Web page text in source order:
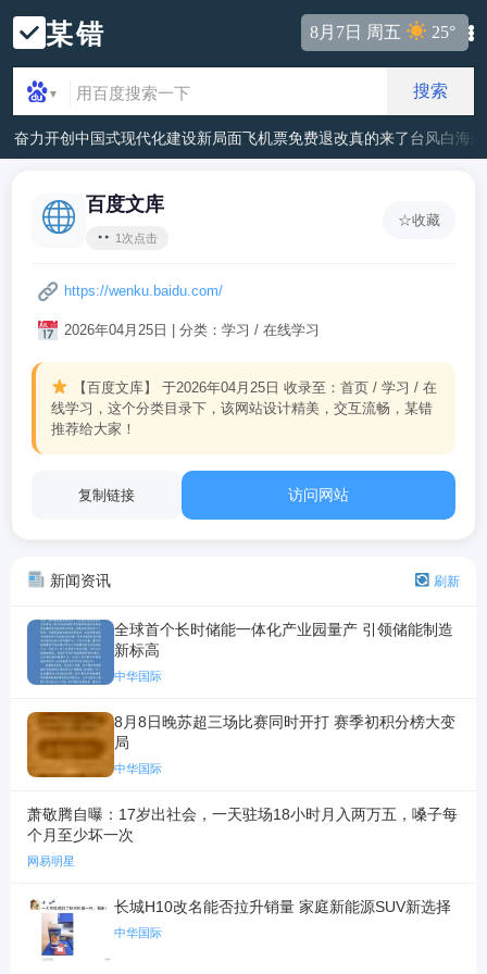
某错 8月7日 周五 25°
▼ 搜索
奋力开创中国式现代化建设新局面飞机票免费退改真的来了台风白海
百度文库
1次点击
☆收藏
https://wenku.baidu.com/
2026年04月25日 | 分类：学习 / 在线学习
【百度文库】
于2026年04月25日 收录至：首页 / 学习 / 在
线学习，这个分类目录下，该网站设计精美，交互流畅，某错
推荐给大家！
复制链接 访问网站
新闻资讯 刷新
全球首个长时储能一体化产业园量产 引领储能制造
新标高
中华国际
8月8日晚苏超三场比赛同时开打 赛季初积分榜大变
局
中华国际
萧敬腾自曝：17岁出社会，一天驻场18小时月入两万五，嗓子每
个月至少坏一次
网易明星
长城H10改名能否拉升销量 家庭新能源SUV新选择
中华国际